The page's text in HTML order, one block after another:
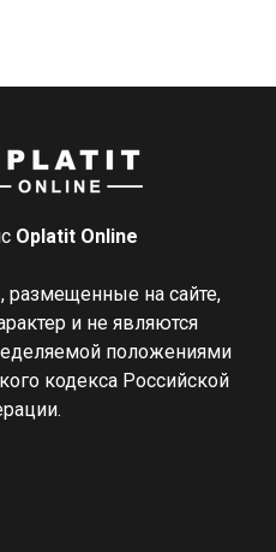
Oplatit Online
размещенные на сайте,
и не являются
положениями
кодекса Российской